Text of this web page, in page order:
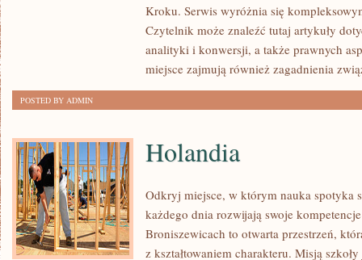
Kroku. Serwis wyróżnia się
Czytelnik może znaleźć tutaj artykuły
analityki i konwersji, a także prawnych
miejsce zajmują również zagadnienia
POSTED BY ADMIN
Holandia
Odkryj miejsce, w którym nauka spotyka
każdego dnia rozwijają swoje
Broniszewicach to otwarta przestrzeń,
z kształtowaniem charakteru. Misją